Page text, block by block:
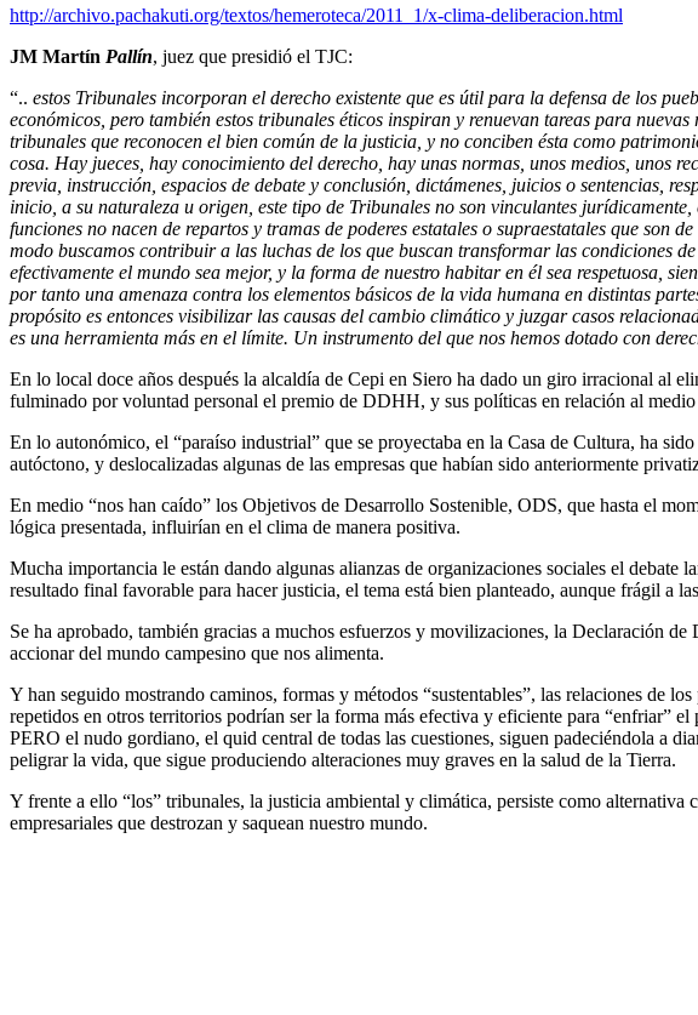
http://archivo.pachakuti.org/textos/hemeroteca/2011_1/x-clima-deliberacion.html
JM Martín Pallín, juez que presidió el TJC:
“.. estos Tribunales incorporan el derecho existente que es útil para la defensa de los
económicos, pero también estos tribunales éticos inspiran y renuevan tareas para
tribunales que reconocen el bien común de la justicia, y no conciben ésta como
cosa. Hay jueces, hay conocimiento del derecho, hay unas normas, unos medios, unos
previa, instrucción, espacios de debate y conclusión, dictámenes, juicios o sentencias,
inicio, a su naturaleza u origen, este tipo de Tribunales no son vinculantes
funciones no nacen de repartos y tramas de poderes estatales o supraestatales que
modo buscamos contribuir a las luchas de los que buscan transformar las condiciones
efectivamente el mundo sea mejor, y la forma de nuestro habitar en él sea respetuosa,
por tanto una amenaza contra los elementos básicos de la vida humana en distintas
propósito es entonces visibilizar las causas del cambio climático y juzgar casos
es una herramienta más en el límite. Un instrumento del que nos hemos dotado con
En lo local doce años después la alcaldía de Cepi en Siero ha dado un giro irracional al
fulminado por voluntad personal el premio de DDHH, y sus políticas en relación al
En lo autonómico, el “paraíso industrial” que se proyectaba en la Casa de Cultura, ha
autóctono, y deslocalizadas algunas de las empresas que habían sido anteriormente
En medio “nos han caído” los Objetivos de Desarrollo Sostenible, ODS, que hasta el
lógica presentada, influirían en el clima de manera positiva.
Mucha importancia le están dando algunas alianzas de organizaciones sociales el
resultado final favorable para hacer justicia, el tema está bien planteado, aunque frágil a
Se ha aprobado, también gracias a muchos esfuerzos y movilizaciones, la Declaración
accionar del mundo campesino que nos alimenta.
Y han seguido mostrando caminos, formas y métodos “sustentables”, las relaciones de
repetidos en otros territorios podrían ser la forma más efectiva y eficiente para “enfriar” el
PERO el nudo gordiano, el quid central de todas las cuestiones, siguen padeciéndola a
peligrar la vida, que sigue produciendo alteraciones muy graves en la salud de la Tierra.
Y frente a ello “los” tribunales, la justicia ambiental y climática, persiste como alternativa
empresariales que destrozan y saquean nuestro mundo.